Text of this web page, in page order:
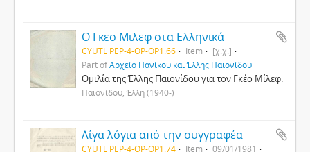
Ο Γκεο Μιλεφ στα Ελληνικά
CYUTL PEP-4-OP-OP1.66 Item
[χ.χ.]
Part ofΑρχείο Πανίκου και Έλλης Παιονίδου
Ομιλία της Έλλης Παιονίδου για τον Γκέο Μίλεφ.
Παιονίδου, Έλλη (1940-)
Λίγα λόγια από την συγγραφέα
CYUTL PEP-4-OP-OP1.74 Item
09/01/1981